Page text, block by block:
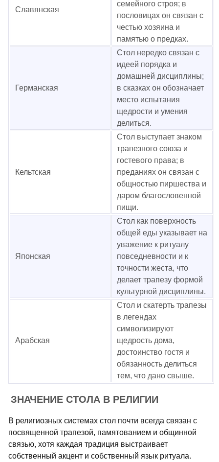
Славянская
семейного строя; в
пословицах он связан с
честью хозяина и
памятью о предках.
Германская
Стол нередко связан с
идеей порядка и
домашней дисциплины;
в сказках он обозначает
место испытания
щедрости и умения
делиться.
Кельтская
Стол выступает знаком
трапезного союза и
гостевого права; в
преданиях он связан с
общностью пиршества и
даром благословенной
пищи.
Японская
Стол как поверхность
общей еды указывает на
уважение к ритуалу
повседневности и к
точности жеста, что
делает трапезу формой
культурной дисциплины.
Арабская
Стол и скатерть трапезы
в легендах
символизируют
щедрость дома,
достоинство гостя и
обязанность делиться
тем, что дано свыше.
ЗНАЧЕНИЕ СТОЛА В РЕЛИГИИ
В религиозных системах стол почти всегда связан с
посвященной трапезой, памятованием и общинной
связью, хотя каждая традиция выстраивает
собственный акцент и собственный язык ритуала.